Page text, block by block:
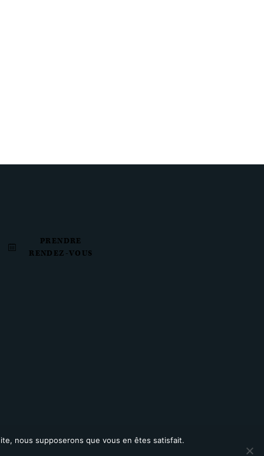
PRENDRE
RENDEZ-VOUS
nous supposerons que vous en êtes satisfait.